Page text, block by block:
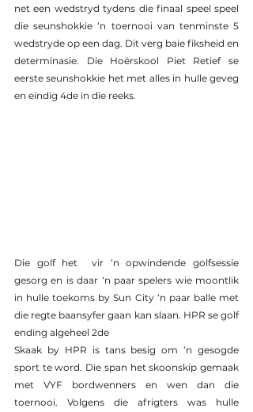
net een wedstryd tydens die finaal speel speel
die seunshokkie ‘n toernooi van tenminste 5
wedstryde op een dag. Dit verg baie fiksheid en
determinasie. Die Hoërskool Piet Retief se
eerste seunshokkie het met alles in hulle geveg
en eindig 4de in die reeks.
Die golf het  vir ‘n opwindende golfsessie
gesorg en is daar ‘n paar spelers wie moontlik
in hulle toekoms by Sun City ‘n paar balle met
die regte baansyfer gaan kan slaan. HPR se golf
ending algeheel 2de
Skaak by HPR is tans besig om ‘n gesogde
sport te word. Die span het skoonskip gemaak
met VYF bordwenners en wen dan die
toernooi. Volgens die afrigters was hulle